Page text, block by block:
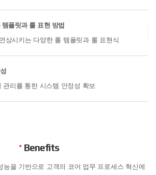
플릿과 룰 표현 방법
상시키는 다양한 룰 템플릿과 룰 표현식
관리를 통한 시스템 안정성 확보
Benefits
능을 기반으로 고객의 코어 업무 프로세스 혁신에